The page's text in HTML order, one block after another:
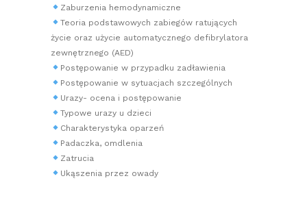
Zaburzenia hemodynamiczne
Teoria podstawowych zabiegów ratujących
życie oraz użycie automatycznego defibrylatora
zewnętrznego (AED)
Postępowanie w przypadku zadławienia
Postępowanie w sytuacjach szczególnych
Urazy- ocena i postępowanie
Typowe urazy u dzieci
Charakterystyka oparzeń
Padaczka, omdlenia
Zatrucia
Ukąszenia przez owady